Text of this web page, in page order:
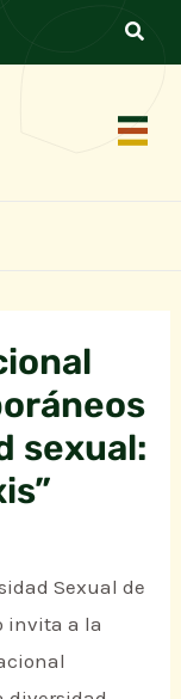
sexual:
Sexual de
invita a la